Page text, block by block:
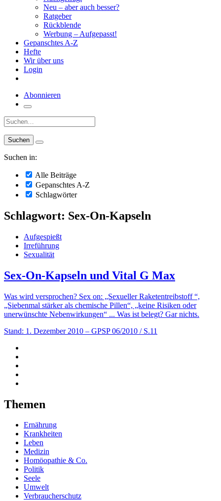
Neu – aber auch besser?
Ratgeber
Rückblende
Werbung – Aufgepasst!
Gepanschtes A-Z
Hefte
Wir über uns
Login
Abonnieren
Suche:
Suchen in:
Alle Beiträge
Gepanschtes A-Z
Schlagwörter
Schlagwort: Sex-On-Kapseln
Aufgespießt
Irreführung
Sexualität
Sex-On-Kapseln und Vital G Max
Was wird versprochen? Sex on: „Sexueller Raketentreibstoff “,
„Siebenmal stärker als chemische Pillen“, „keine Risiken oder
unerwünschte Nebenwirkungen“ ... Was ist belegt? Gar nichts.
Stand: 1. Dezember 2010 – GPSP 06/2010 / S.11
Themen
Ernährung
Krankheiten
Leben
Medizin
Homöopathie & Co.
Politik
Seele
Umwelt
Verbraucherschutz